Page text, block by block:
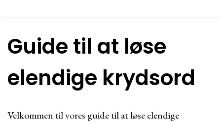
Guide til at løse
elendige krydsord
Velkommen til vores guide til at løse elendige